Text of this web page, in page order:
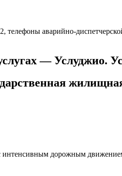
аварийно-
— Услуджио.
с интенсивным дорожным